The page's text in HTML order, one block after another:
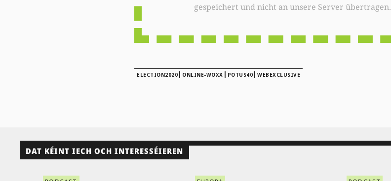
gespeichert und nicht an unsere Server übertragen.
ELECTION2020 | ONLINE-WOXX | POTUS40 | WEBEXCLUSIVE
DAT KÉINT IECH OCH INTERESSÉIEREN